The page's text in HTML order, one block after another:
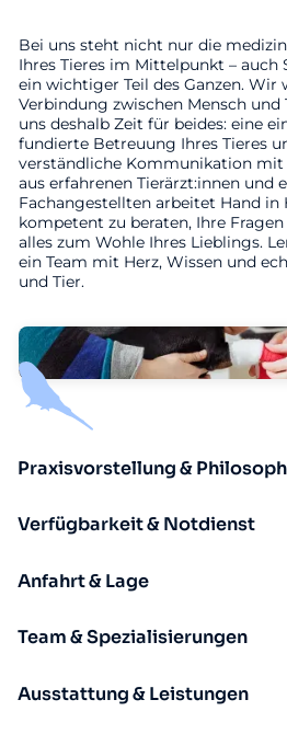
Bei uns steht nicht nur die
Ihres Tieres im Mittelpunkt – auch
ein wichtiger Teil des Ganzen. Wir
Verbindung zwischen Mensch
uns deshalb Zeit für beides: eine
fundierte Betreuung Ihres Tieres
verständliche Kommunikation mit
aus erfahrenen Tierärzt:innen und
Fachangestellten arbeitet Hand in
kompetent zu beraten, Ihre
alles zum Wohle Ihres Lieblings.
ein Team mit Herz, Wissen und
und Tier.
Praxisvorstellung &
Verfügbarkeit & Notdienst
Anfahrt & Lage
Team & Spezialisierungen
Ausstattung & Leistungen